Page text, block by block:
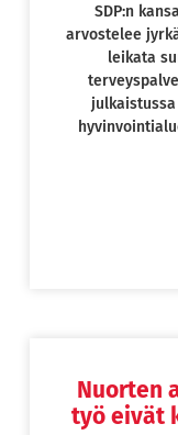
SDP:n
arvostelee
leikata
Nuorten
työ eivät